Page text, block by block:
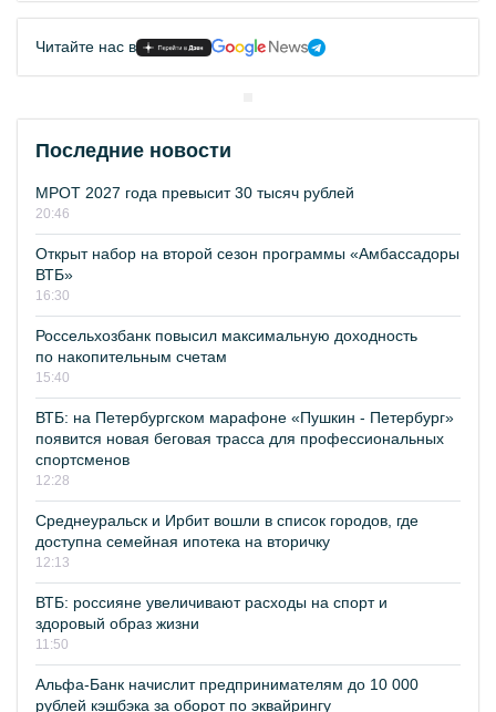
Читайте нас в
Последние новости
МРОТ 2027 года превысит 30 тысяч рублей
20:46
Открыт набор на второй сезон программы «Амбассадоры
ВТБ»
16:30
Россельхозбанк повысил максимальную доходность
по накопительным счетам
15:40
ВТБ: на Петербургском марафоне «Пушкин - Петербург»
появится новая беговая трасса для профессиональных
спортсменов
12:28
Среднеуральск и Ирбит вошли в список городов, где
доступна семейная ипотека на вторичку
12:13
ВТБ: россияне увеличивают расходы на спорт и
здоровый образ жизни
11:50
Альфа-Банк начислит предпринимателям до 10 000
рублей кэшбэка за оборот по эквайрингу